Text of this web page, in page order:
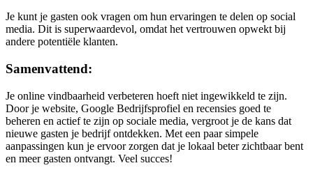
Je kunt je gasten ook vragen om hun ervaringen te delen op social
media. Dit is superwaardevol, omdat het vertrouwen opwekt bij
andere potentiële klanten.
Samenvattend:
Je online vindbaarheid verbeteren hoeft niet ingewikkeld te zijn.
Door je website, Google Bedrijfsprofiel en recensies goed te
beheren en actief te zijn op sociale media, vergroot je de kans dat
nieuwe gasten je bedrijf ontdekken. Met een paar simpele
aanpassingen kun je ervoor zorgen dat je lokaal beter zichtbaar bent
en meer gasten ontvangt. Veel succes!